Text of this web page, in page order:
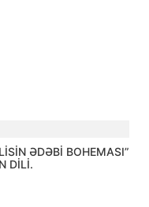
ƏDƏBİ BOHEMASI”
DİLİ.